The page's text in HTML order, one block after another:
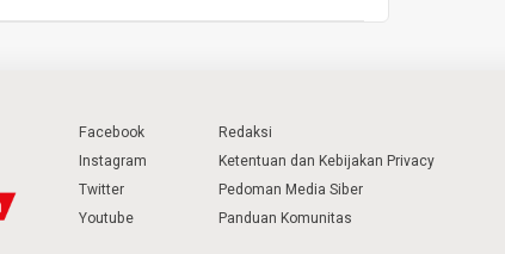
Facebook
Instagram
Twitter
Youtube
Redaksi
Ketentuan dan Kebijakan Privacy
Pedoman Media Siber
Panduan Komunitas